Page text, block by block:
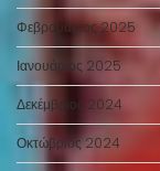
Φεβρουάριος 2025
Ιανουάριος 2025
Δεκέμβριος 2024
Οκτώβριος 2024